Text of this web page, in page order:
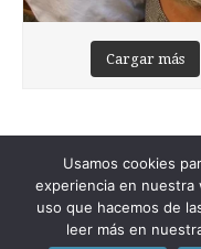
Cargar más
Copyright ©
Usamos cookies
experiencia en nuestra
uso que hacemos de
leer más en